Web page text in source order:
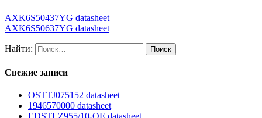
AXK6S50437YG datasheet
AXK6S50637YG datasheet
Найти:
Свежие записи
OSTTJ075152 datasheet
1946570000 datasheet